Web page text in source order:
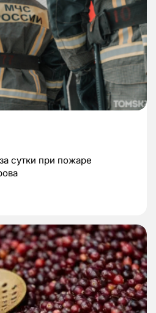
сутки при пожаре